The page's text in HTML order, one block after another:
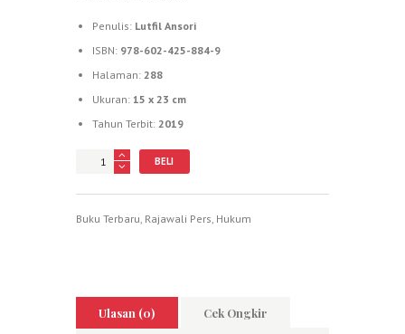
Penulis: Lutfil Ansori
ISBN: 978-602-425-884-9
Halaman: 288
Ukuran: 15 x 23 cm
Tahun Terbit: 2019
Jumlah BELI
Buku Terbaru Rajawali Pers Hukum
Ulasan (0) Cek Ongkir